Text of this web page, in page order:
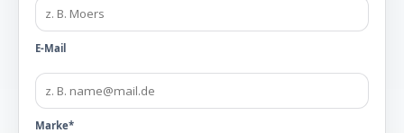
E-Mail
Marke*